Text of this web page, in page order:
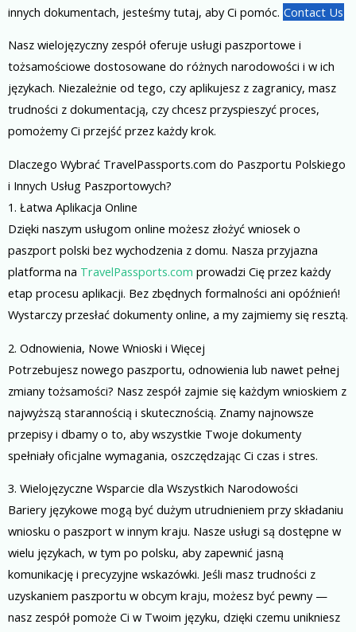
innych dokumentach, jesteśmy tutaj, aby Ci pomóc. Contact Us
Nasz wielojęzyczny zespół oferuje usługi paszportowe i
tożsamościowe dostosowane do różnych narodowości i w ich
językach. Niezależnie od tego, czy aplikujesz z zagranicy, masz
trudności z dokumentacją, czy chcesz przyspieszyć proces,
pomożemy Ci przejść przez każdy krok.
Dlaczego Wybrać TravelPassports.com do Paszportu Polskiego
i Innych Usług Paszportowych?
1. Łatwa Aplikacja Online
Dzięki naszym usługom online możesz złożyć wniosek o
paszport polski bez wychodzenia z domu. Nasza przyjazna
platforma na TravelPassports.com prowadzi Cię przez każdy
etap procesu aplikacji. Bez zbędnych formalności ani opóźnień!
Wystarczy przesłać dokumenty online, a my zajmiemy się resztą.
2. Odnowienia, Nowe Wnioski i Więcej
Potrzebujesz nowego paszportu, odnowienia lub nawet pełnej
zmiany tożsamości? Nasz zespół zajmie się każdym wnioskiem z
najwyższą starannością i skutecznością. Znamy najnowsze
przepisy i dbamy o to, aby wszystkie Twoje dokumenty
spełniały oficjalne wymagania, oszczędzając Ci czas i stres.
3. Wielojęzyczne Wsparcie dla Wszystkich Narodowości
Bariery językowe mogą być dużym utrudnieniem przy składaniu
wniosku o paszport w innym kraju. Nasze usługi są dostępne w
wielu językach, w tym po polsku, aby zapewnić jasną
komunikację i precyzyjne wskazówki. Jeśli masz trudności z
uzyskaniem paszportu w obcym kraju, możesz być pewny —
nasz zespół pomoże Ci w Twoim języku, dzięki czemu unikniesz